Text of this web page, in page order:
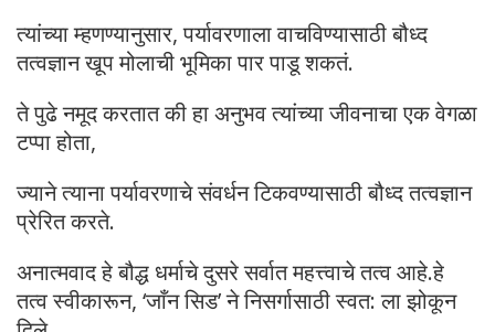
त्यांच्या म्हणण्यानुसार, पर्यावरणाला वाचविण्यासाठी बौध्द
तत्वज्ञान खूप मोलाची भूमिका पार पाडू शकतं.
ते पुढे नमूद करतात की हा अनुभव त्यांच्या जीवनाचा एक वेगळा
टप्पा होता,
ज्याने त्याना पर्यावरणाचे संवर्धन टिकवण्यासाठी बौध्द तत्वज्ञान
प्रेरित करते.
अनात्मवाद हे बौद्ध धर्माचे दुसरे सर्वात महत्त्वाचे तत्व आहे.हे
तत्व स्वीकारून, ‘जाँन सिड’ ने निसर्गासाठी स्वत: ला झोकून